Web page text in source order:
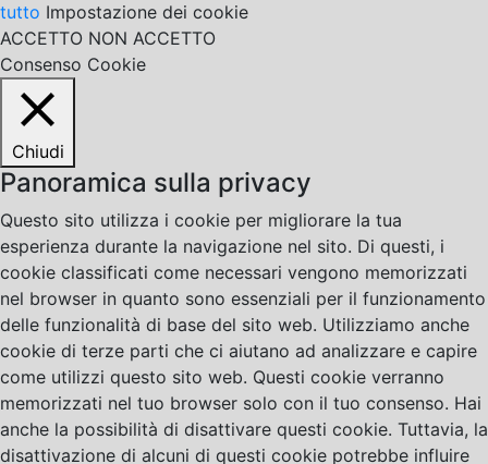
tutto Impostazione dei cookie
ACCETTO NON ACCETTO
Consenso Cookie
Chiudi
Panoramica sulla privacy
Questo sito utilizza i cookie per migliorare la tua
esperienza durante la navigazione nel sito. Di questi, i
cookie classificati come necessari vengono memorizzati
nel browser in quanto sono essenziali per il funzionamento
delle funzionalità di base del sito web. Utilizziamo anche
cookie di terze parti che ci aiutano ad analizzare e capire
come utilizzi questo sito web. Questi cookie verranno
memorizzati nel tuo browser solo con il tuo consenso. Hai
anche la possibilità di disattivare questi cookie. Tuttavia, la
disattivazione di alcuni di questi cookie potrebbe influire